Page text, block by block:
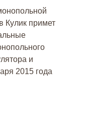
Кулик примет
и
2015 года